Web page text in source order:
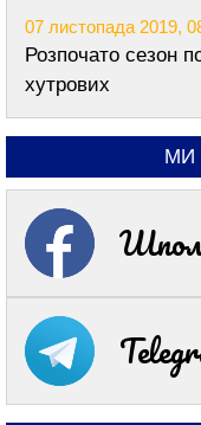
07 листопада 2019,
Розпочато сезон
хутрових
МИ